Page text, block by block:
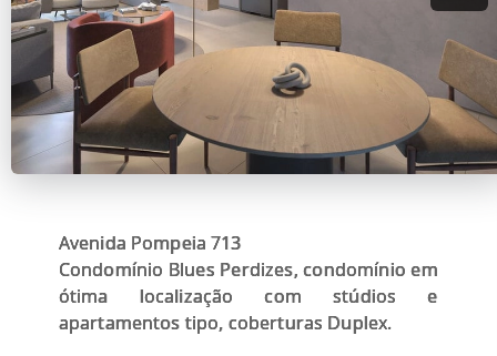
Avenida Pompeia 713
Condomínio Blues Perdizes, condomínio em
ótima localização com stúdios e
apartamentos tipo, coberturas Duplex.